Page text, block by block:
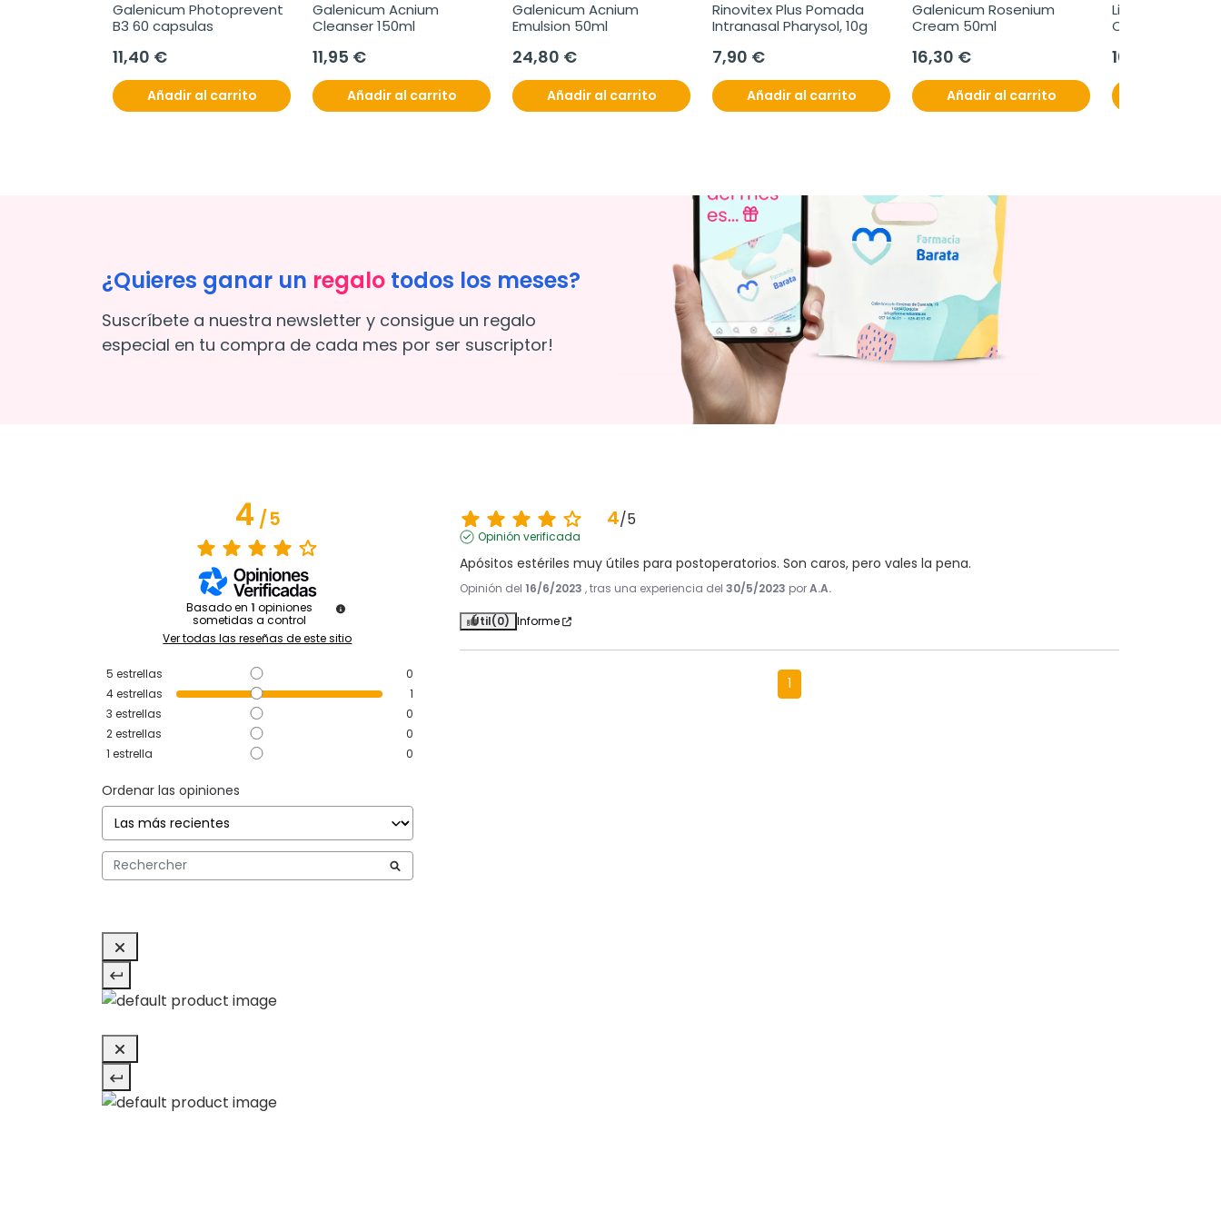
Galenicum Photoprevent
B3 60 capsulas
11,40 €
Añadir al carrito
Galenicum Acnium
Cleanser 150ml
11,95 €
Añadir al carrito
Galenicum Acnium
Emulsion 50ml
24,80 €
Añadir al carrito
Rinovitex Plus Pomada
Intranasal Pharysol, 10g
7,90 €
Añadir al carrito
Galenicum Rosenium
Cream 50ml
16,30 €
Añadir al carrito
Lipolac Noche
Oftalmico 1
10,40 €
¿Quieres ganar un regalo todos los meses?
Suscríbete a nuestra newsletter y consigue un regalo
especial en tu compra de cada mes por ser suscriptor!
4/5
Basado en 1 opiniones
sometidas a control
Ver todas las reseñas de este sitio
5 estrellas
0
4estrellas
1
3 estrellas
0
2estrellas
0
1 estrella 0
Ordenar las opiniones
4/5
Opinión verificada
Apósitos estériles muy útiles para postoperatorios. Son caros, pero vales la pena.
Opinión del 16/6/2023 , tras una experiencia del30/5/2023 porA.A.
Útil(0) Informe
1